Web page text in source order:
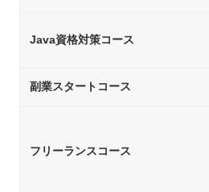
Java資格対策コース
副業スタートコース
フリーランスコース